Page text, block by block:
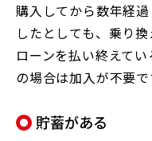
購入してから数年経
したとしても、乗り換
ローンを払い終えて
の場合は加入が不要で
貯蓄がある